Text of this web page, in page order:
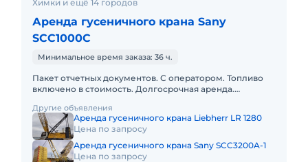
Химки и ещё 14 городов
Аренда гусеничного крана Sany
SCC1000C
Минимальное время заказа: 36 ч.
Пакет отчетных документов. С оператором. Топливо
включено в стоимость. Долгосрочная аренда.
длительному зак
Другие объявления
Аренда гусеничного крана Liebherr LR 1280
Цена по запросу
Аренда гусеничного крана Sany SCC3200A-1
Цена по запросу